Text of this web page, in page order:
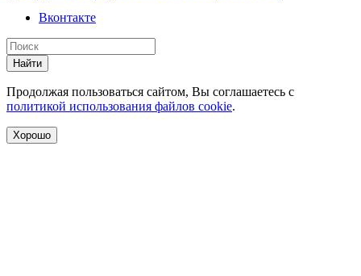
Вконтакте
Найти
Продолжая пользоваться сайтом, Вы соглашаетесь с
политикой использования файлов cookie.
Хорошо